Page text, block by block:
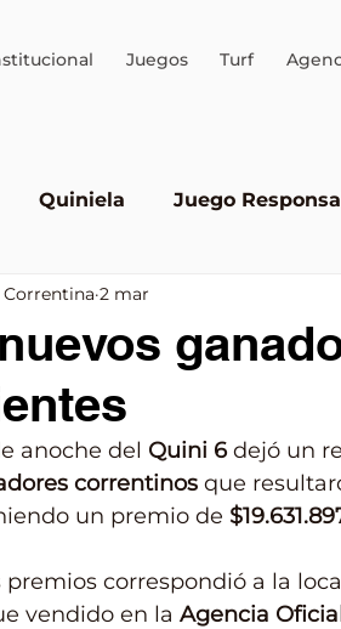
Juegos Turf
Quiniela Juego
Quini 6
2 mar
anoche del Quini 6 dejó un
correntinos que
un premio de
premios correspondió a la
vendido en la Agencia